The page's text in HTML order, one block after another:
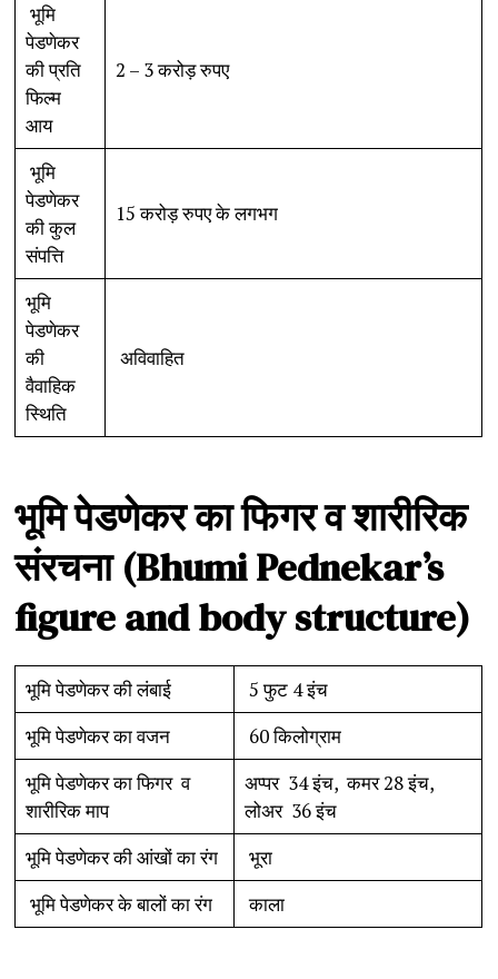
भूमि
पेडणेकर
की प्रति
फिल्म
आय
2 – 3 करोड़ रुपए
भूमि
पेडणेकर
की कुल
संपत्ति
15 करोड़ रुपए के लगभग
भूमि
पेडणेकर
की
वैवाहिक
स्थिति
अविवाहित
भूमिपेडणेकरकाफिगरवशारीरिक
संरचना(Bhumi Pednekar’s
figure and body structure)
भूमि पेडणेकर की लंबाई
5 फुट 4 इंच
भूमि पेडणेकर का वजन
60 किलोग्राम
भूमि पेडणेकर का फिगर व
शारीरिक माप
अप्पर 34 इंच, कमर 28 इंच,
लोअर 36 इंच
भूमि पेडणेकर की आंखों का रंग
भूरा
भूमि पेडणेकर के बालों का रंग
काला